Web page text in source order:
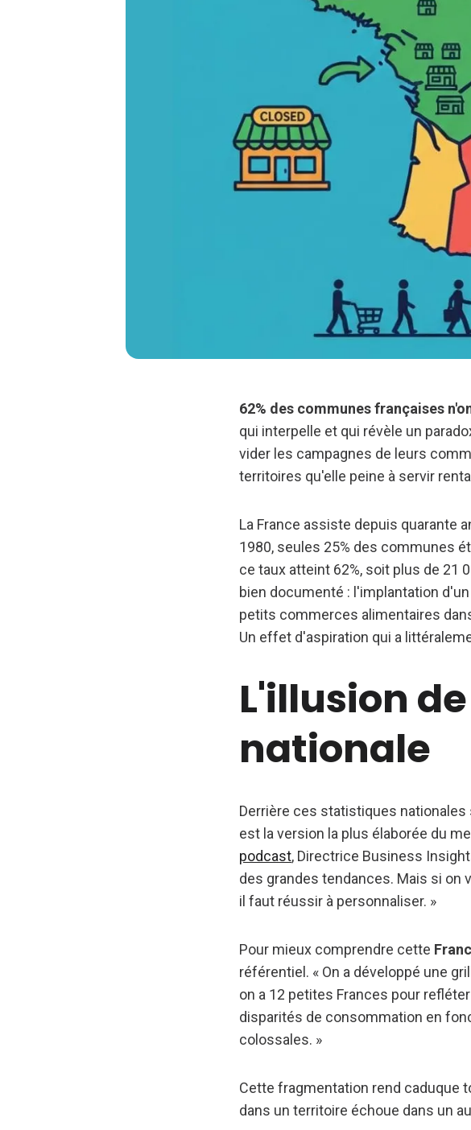
62% des communes françaises
qui interpelle et qui révèle un
vider les campagnes de leurs
territoires qu'elle peine à servir
La France assiste depuis quarante
1980, seules 25% des communes
ce taux atteint 62%, soit plus de 21
bien documenté : l'implantation
petits commerces alimentaires
Un effet d'aspiration qui a
L'illusion
nationale
Derrière ces statistiques nationales
est la version la plus élaborée du
podcast, Directrice Business
des grandes tendances. Mais si on
il faut réussir à personnaliser. »
Pour mieux comprendre cette
référentiel. « On a développé une
on a 12 petites Frances pour refléter
disparités de consommation en
colossales. »
Cette fragmentation rend caduque
dans un territoire échoue dans un